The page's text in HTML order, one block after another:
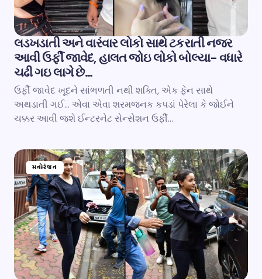
લડખડાતી અને વારંવાર લોકો સાથે ટકરાતી નજર
આવી ઉર્ફી જાવેદ, હાલત જોઇ લોકો બોલ્યા- વધારે
ચઢી ગઇ લાગે છે…
ઉર્ફી જાવેદ ખૂદને સાંભળતી નથી શક્તિ, એક ફેન સાથે
અથડાતી ગઈ… એવા એવા શરમજનક કપડાં પેરેલા કે જોઈને
ચક્કર આવી જશે ઈન્ટરનેટ સેન્સેશન ઉર્ફી…
મનોરંજન